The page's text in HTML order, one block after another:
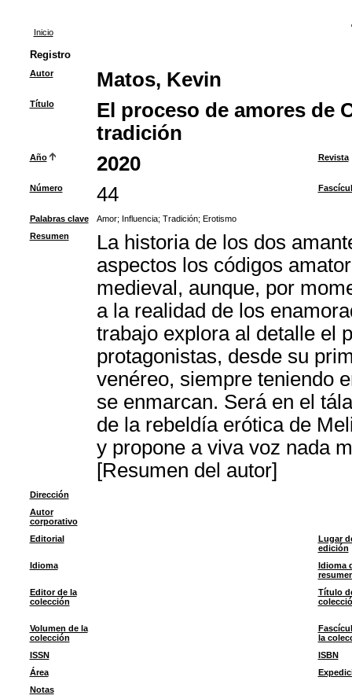
Inicio
Registro
Autor Matos, Kevin
Título
El proceso de amores de
tradición
Año 2020 Revista
Número 44
Palabras clave Amor; Influencia; Tradición; Erotismo
Resumen
La historia de los dos
aspectos los códigos
medieval, aunque, por
a la realidad de los
trabajo explora al detalle el
protagonistas, desde su
venéreo, siempre teniendo
se enmarcan. Será en el
de la rebeldía erótica de
y propone a viva voz nada
[Resumen del autor]
Dirección
Autor
corporativo
Editorial
Lugar
edición
Idioma
Idioma
Editor de la
colección
Título
Volumen de la
colección
la
ISSN
ISBN
Área
Notas